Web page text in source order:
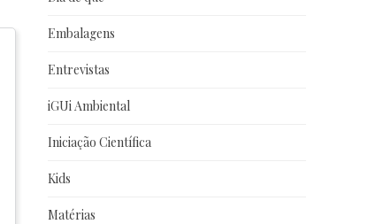
Embalagens
Entrevistas
iGUi Ambiental
Iniciação Científica
Kids
Matérias